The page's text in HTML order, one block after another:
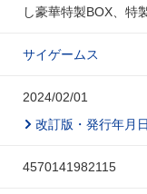
し豪華特製BOX、特
サイゲームス
2024/02/01
改訂版・発行年月
4570141982115